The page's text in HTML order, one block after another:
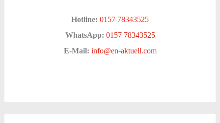
Hotline: 0157 78343525
WhatsApp: 0157 78343525
E-Mail: info@en-aktuell.com